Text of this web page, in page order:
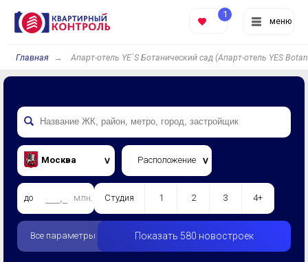
меню
1
Главная Апарт-отель YE`S Ботанический сад (Апарт-отель YES
Москва Расположение
до млн. Студия 1 2 3 4+
Все параметры Показать 580 новостроек